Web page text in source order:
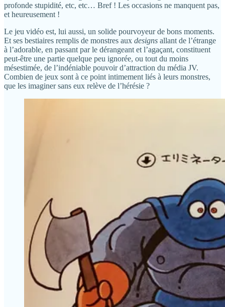
profonde stupidité, etc, etc… Bref ! Les occasions ne manquent pas,
et heureusement !
Le jeu vidéo est, lui aussi, un solide pourvoyeur de bons moments.
Et ses bestiaires remplis de monstres aux designs allant de l’étrange
à l’adorable, en passant par le dérangeant et l’agaçant, constituent
peut-être une partie quelque peu ignorée, ou tout du moins
mésestimée, de l’indéniable pouvoir d’attraction du média JV.
Combien de jeux sont à ce point intimement liés à leurs monstres,
que les imaginer sans eux relève de l’hérésie ?